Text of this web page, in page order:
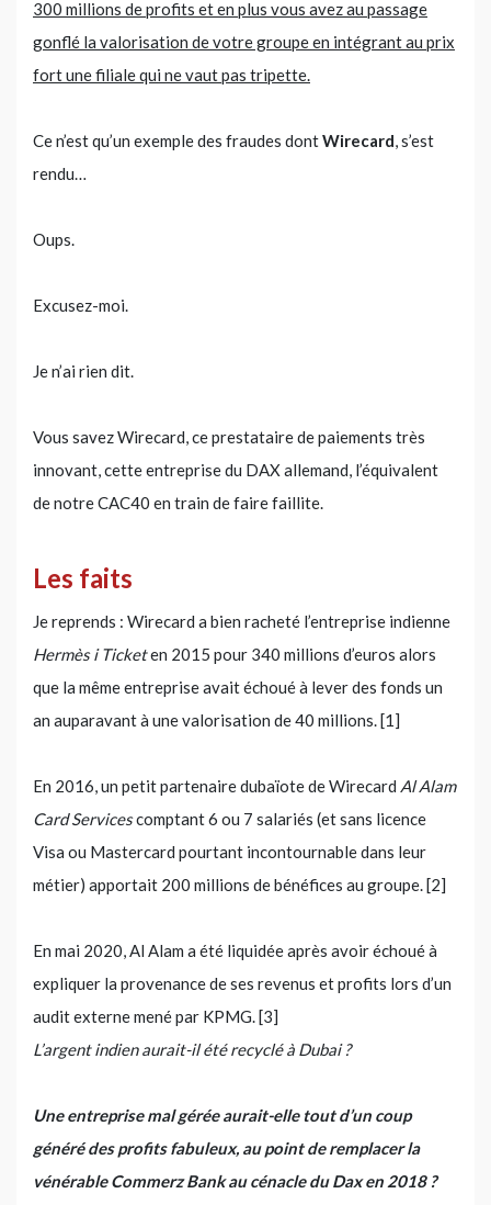
300 millions de profits et en plus vous avez au passage
gonflé la valorisation de votre groupe en intégrant au prix
fort une filiale qui ne vaut pas tripette.
Ce n’est qu’un exemple des fraudes dontWirecard, s’est
rendu…
Oups.
Excusez-moi.
Je n’ai rien dit.
Vous savez Wirecard, ce prestataire de paiements très
innovant, cette entreprise du DAX allemand, l’équivalent
de notre CAC40 en train de faire faillite.
Les faits
Je reprends : Wirecard a bien racheté l’entreprise indienne
Hermès i Ticketen 2015 pour 340 millions d’euros alors
que la même entreprise avait échoué à lever des fonds un
an auparavant à une valorisation de 40 millions. [1]
En 2016, un petit partenaire dubaïote de Wirecard Al Alam
Card Servicescomptant 6 ou 7 salariés (et sans licence
Visa ou Mastercard pourtant incontournable dans leur
métier) apportait 200 millions de bénéfices au groupe. [2]
En mai 2020, Al Alam a été liquidée après avoir échoué à
expliquer la provenance de ses revenus et profits lors d’un
audit externe mené par KPMG. [3]
L’argent indien aurait-il été recyclé à Dubai ?
Une entreprise mal gérée aurait-elle tout d’un coup
généré des profits fabuleux, au point de remplacer la
vénérable Commerz Bank au cénacle du Dax en 2018 ?